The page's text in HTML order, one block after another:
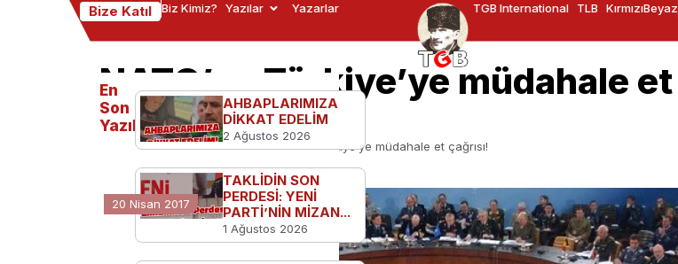
Bize Katıl Biz Kimiz? Yazılar Yazarlar TGB International TLB KırmızıBeyaz
NATO’ya Türkiye’ye müdahale et
çağrısı!
Ana Sayfa Türkiye'den NATO’ya Türkiye’ye müdahale et çağrısı!
20 Nisan 2017
En
Son
Yazılanlar
AHBAPLARIMIZA
DİKKAT EDELİM
2 Ağustos 2026
TAKLİDİN SON
PERDESİ: YENİ
PARTİ’NİN MİZAN...
1 Ağustos 2026